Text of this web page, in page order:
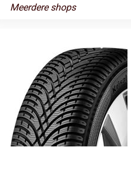
Meerdere shops